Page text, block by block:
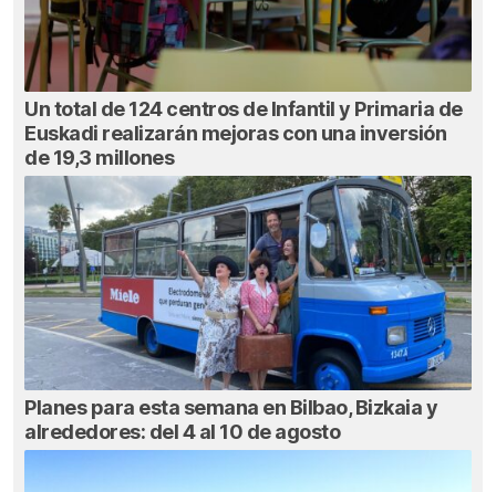
Un total de 124 centros de Infantil y Primaria de
Euskadi realizarán mejoras con una inversión
de 19,3 millones
Planes para esta semana en Bilbao, Bizkaia y
alrededores: del 4 al 10 de agosto